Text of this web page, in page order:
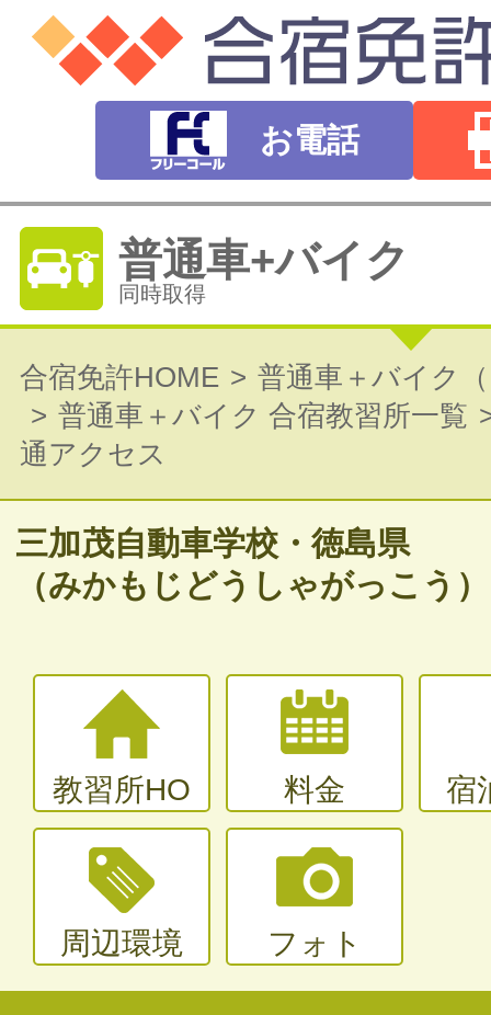
お電話
普通車+バイク
同時取得
普通自動車免許
オートマ（AT）・マニュアル（MT）
バイク免許
普通二輪（中型二輪）・大型二輪
合宿免許HOME
普通車＋バイク
普通車＋バイク 合宿教習所一覧
通アクセス
三加茂自動車学校・徳島県
（みかもじどうしゃがっこう）
教習所HO 料金 宿
周辺環境 フォト